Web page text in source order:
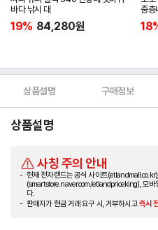
바다 낚시 대
19% 84,280원
중층
상품설명 구매정보
상품설명
사칭 주의 안내
현재 전자랜드는 공식 사이트
(smartstore.naver.com/etlandpriceking), 모바
다.
판매자가 현금 거래 요구 시, 거부하시고즉시